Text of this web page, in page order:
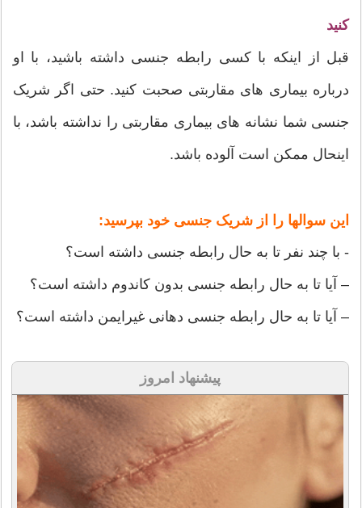
کنید
قبل از اینکه با کسی رابطه جنسی داشته باشید، با او
درباره بیماری های مقاربتی صحبت کنید. حتی اگر شریک
جنسی شما نشانه های بیماری مقاربتی را نداشته باشد، با
اینحال ممکن است آلوده باشد.
این سوالها را از شریک جنسی خود بپرسید:
- با چند نفر تا به حال رابطه جنسی داشته است؟
– آیا تا به حال رابطه جنسی بدون کاندوم داشته است؟
– آیا تا به حال رابطه جنسی دهانی غیرایمن داشته است؟
پیشنهاد امروز